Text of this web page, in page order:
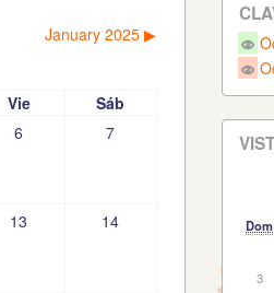
January 2025 ▶︎
Vie
Sáb
6 7
13 14 Dom
3